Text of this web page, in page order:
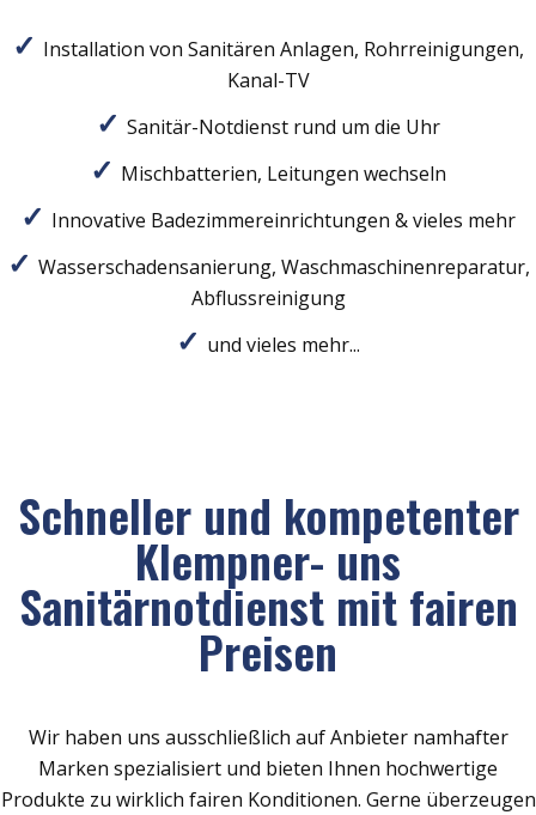
Installation von Sanitären Anlagen, Rohrreinigungen,
Kanal-TV
Sanitär-Notdienst rund um die Uhr
Mischbatterien, Leitungen wechseln
Innovative Badezimmereinrichtungen & vieles mehr
Wasserschadensanierung, Waschmaschinenreparatur,
Abflussreinigung
und vieles mehr...
Schneller und kompetenter
Klempner- uns
Sanitärnotdienst mit fairen
Preisen
Wir haben uns ausschließlich auf Anbieter namhafter
Marken spezialisiert und bieten Ihnen hochwertige
Produkte zu wirklich fairen Konditionen. Gerne überzeugen